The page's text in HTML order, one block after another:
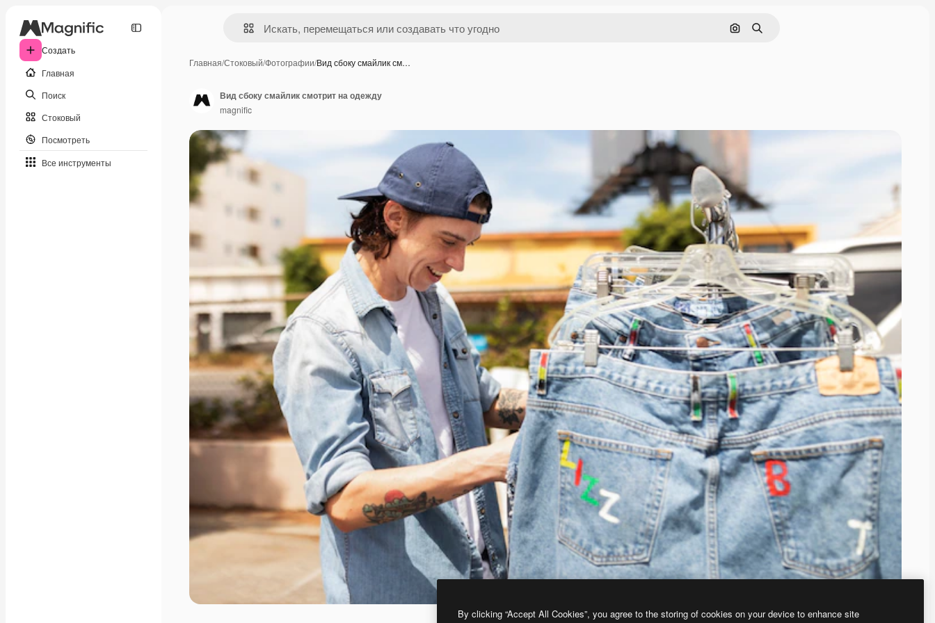
Создать
Главная
Поиск
Стоковый
Посмотреть
Все инструменты
Поиск по изображению
Поиск
Главная/Стоковый/Фотографии/Вид сбоку смайлик см…
Вид сбоку смайлик смотрит на одежду
magnific
By clicking “Accept All Cookies”, you agree to the storing of cookies on your device to enhance site